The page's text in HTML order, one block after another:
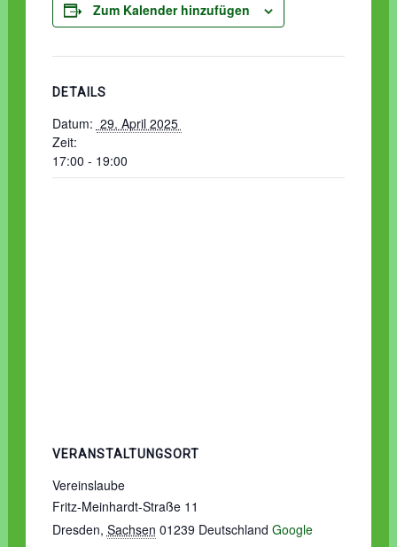
Zum Kalender hinzufügen
DETAILS
Datum: 29. April 2025
Zeit:
17:00 - 19:00
VERANSTALTUNGSORT
Vereinslaube
Fritz-Meinhardt-Straße 11
Dresden, Sachsen 01239 Deutschland Google